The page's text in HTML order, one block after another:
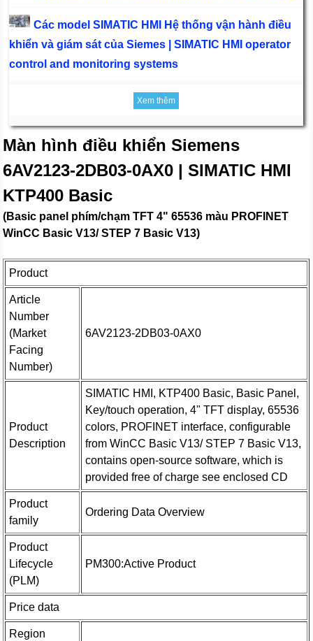
Các model SIMATIC HMI Hệ thống vận hành điều
khiển và giám sát của Siemes | SIMATIC HMI operator
control and monitoring systems
Xem thêm
Màn hình điều khiển Siemens
6AV2123-2DB03-0AX0 | SIMATIC HMI
KTP400 Basic
(Basic panel phím/chạm TFT 4" 65536 màu PROFINET
WinCC Basic V13/ STEP 7 Basic V13)
Product
Article
Number
(Market
Facing
Number)
6AV2123-2DB03-0AX0
Product
Description
SIMATIC HMI, KTP400 Basic, Basic Panel,
Key/touch operation, 4" TFT display, 65536
colors, PROFINET interface, configurable
from WinCC Basic V13/ STEP 7 Basic V13,
contains open-source software, which is
provided free of charge see enclosed CD
Product
family
Ordering Data Overview
Product
Lifecycle
(PLM)
PM300:Active Product
Price data
Region